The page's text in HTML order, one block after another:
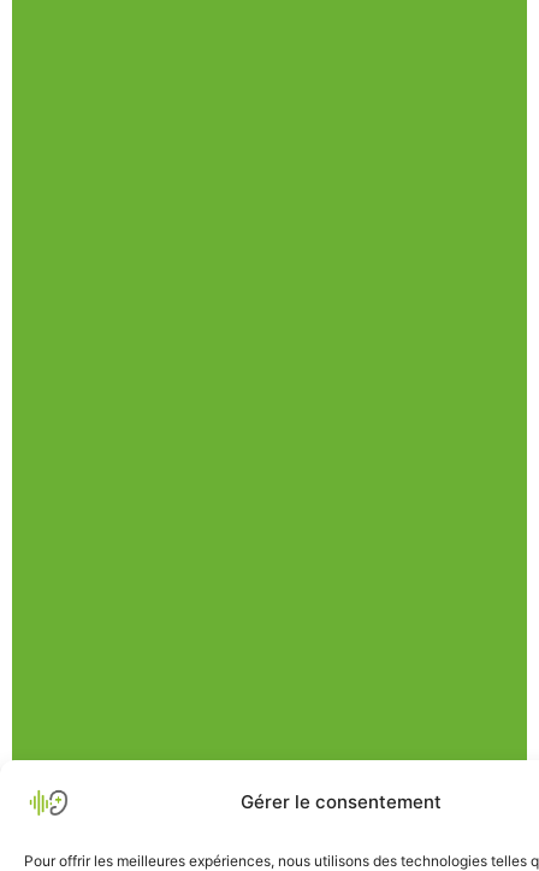
Gérer le consentement
Pour offrir les meilleures expériences, nous utilisons des technologies telles